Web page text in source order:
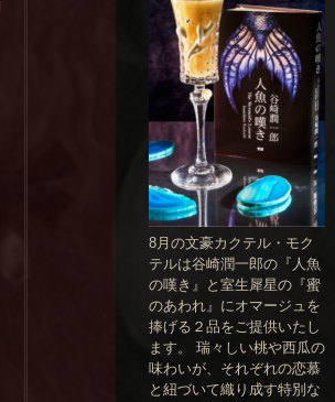
8月の文豪カクテル・モク
テルは谷崎潤一郎の『人魚
の嘆き』と室生犀星の『蜜
のあわれ』にオマージュを
捧げる２品をご提供いたし
ます。 瑞々しい桃や西瓜の
味わいが、それぞれの恋慕
と紐づいて織り成す特別な